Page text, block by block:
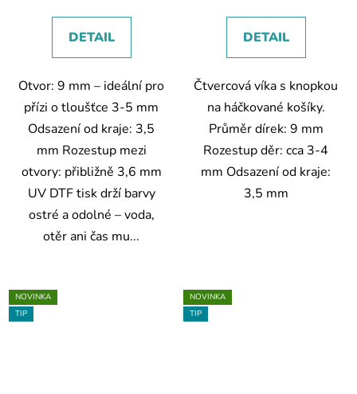
DETAIL
Otvor: 9 mm – ideální pro
přízi o tloušťce 3-5 mm
Odsazení od kraje: 3,5
mm Rozestup mezi
otvory: přibližně 3,6 mm
UV DTF tisk drží barvy
ostré a odolné – voda,
otěr ani čas mu...
DETAIL
Čtvercová víka s knopkou
na háčkované košíky.
Průměr dírek: 9 mm
Rozestup děr: cca 3-4
mm Odsazení od kraje:
3,5 mm
NOVINKA
TIP
NOVINKA
TIP